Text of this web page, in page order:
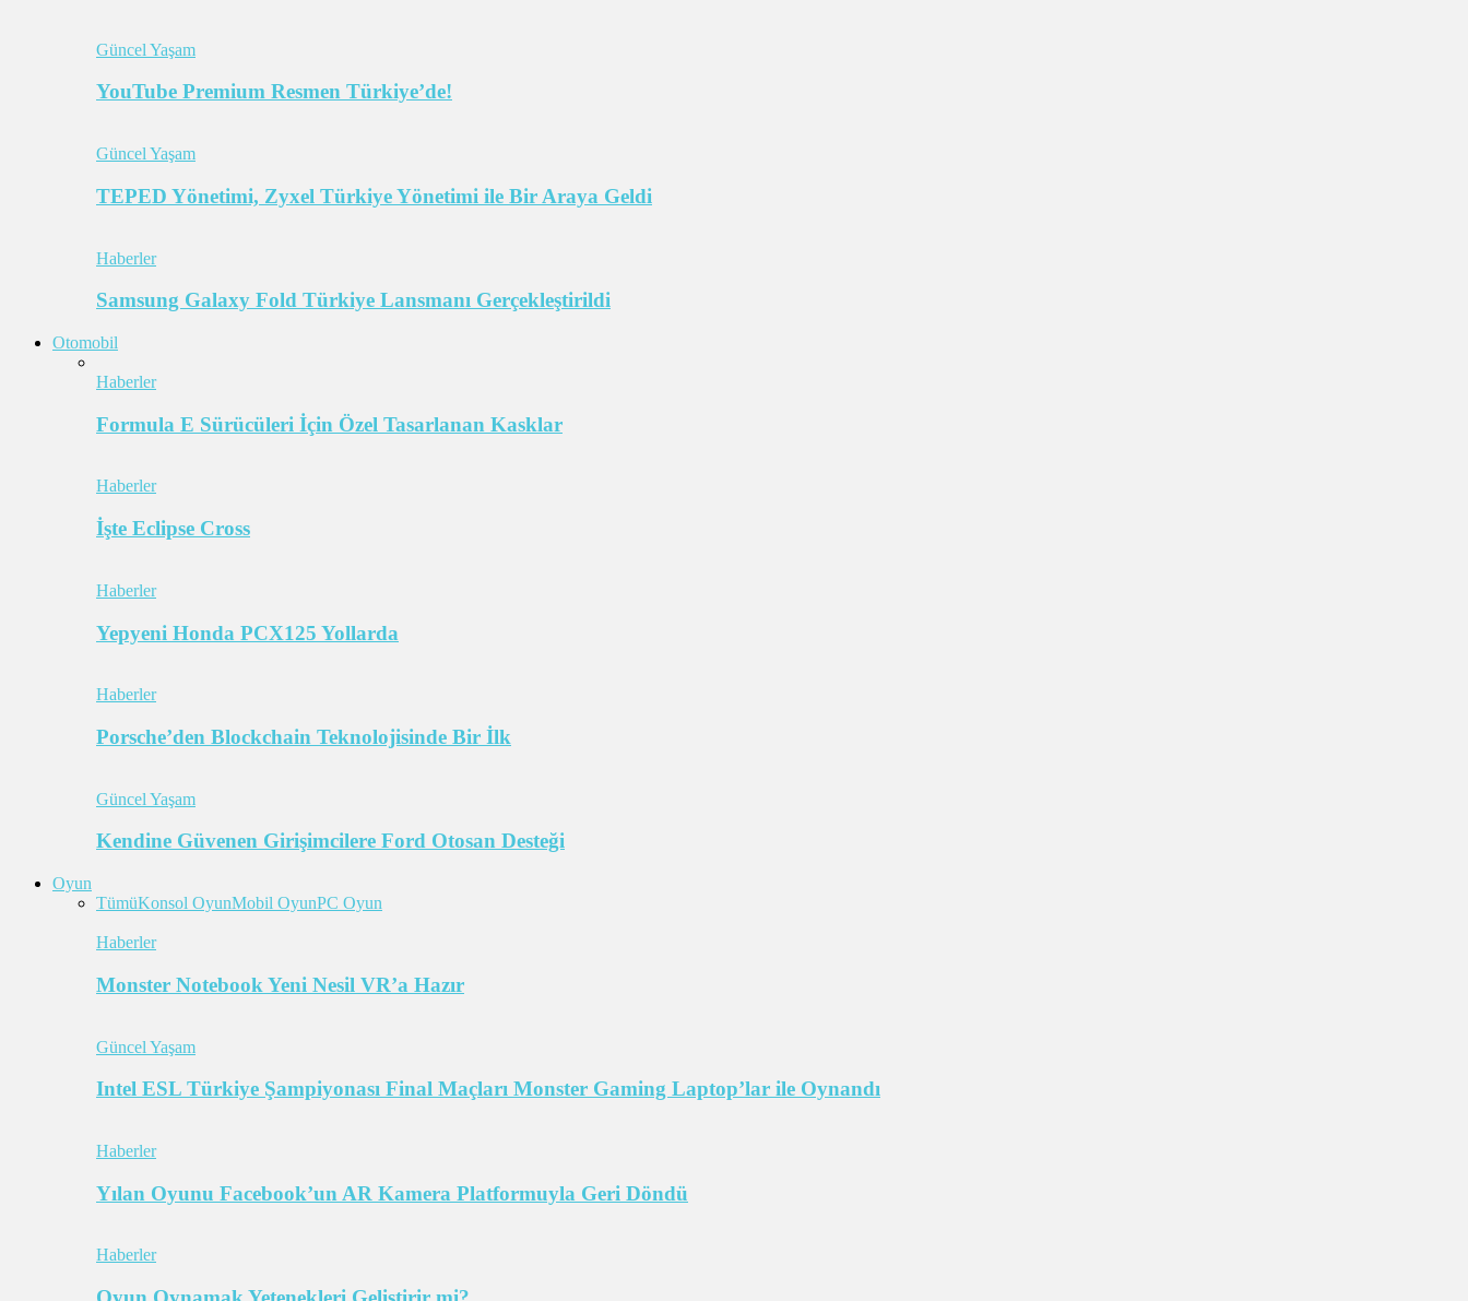
Güncel Yaşam
YouTube Premium Resmen Türkiye’de!
Güncel Yaşam
TEPED Yönetimi, Zyxel Türkiye Yönetimi ile Bir Araya Geldi
Haberler
Samsung Galaxy Fold Türkiye Lansmanı Gerçekleştirildi
Otomobil
Haberler
Formula E Sürücüleri İçin Özel Tasarlanan Kasklar
Haberler
İşte Eclipse Cross
Haberler
Yepyeni Honda PCX125 Yollarda
Haberler
Porsche’den Blockchain Teknolojisinde Bir İlk
Güncel Yaşam
Kendine Güvenen Girişimcilere Ford Otosan Desteği
Oyun
TümüKonsol OyunMobil OyunPC Oyun
Haberler
Monster Notebook Yeni Nesil VR’a Hazır
Güncel Yaşam
Intel ESL Türkiye Şampiyonası Final Maçları Monster Gaming Laptop’lar ile Oynandı
Haberler
Yılan Oyunu Facebook’un AR Kamera Platformuyla Geri Döndü
Haberler